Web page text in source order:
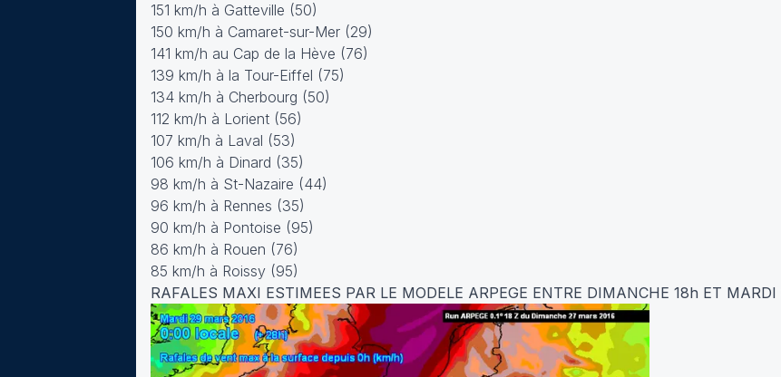
151 km/h à Gatteville (50)
150 km/h à Camaret-sur-Mer (29)
141 km/h au Cap de la Hève (76)
139 km/h à la Tour-Eiffel (75)
134 km/h à Cherbourg (50)
112 km/h à Lorient (56)
107 km/h à Laval (53)
106 km/h à Dinard (35)
98 km/h à St-Nazaire (44)
96 km/h à Rennes (35)
90 km/h à Pontoise (95)
86 km/h à Rouen (76)
85 km/h à Roissy (95)
RAFALES MAXI ESTIMEES PAR LE MODELE ARPEGE ENTRE DIMANCHE 18h ET MARDI